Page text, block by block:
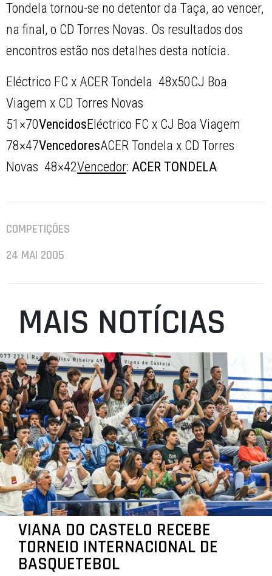
Tondela tornou-se no detentor da Taça, ao vencer,
na final, o CD Torres Novas. Os resultados dos
encontros estão nos detalhes desta notícia.
Eléctrico FC x ACER Tondela  48x50CJ Boa
Viagem x CD Torres Novas 
51×70VencidosEléctrico FC x CJ Boa Viagem 
78×47VencedoresACER Tondela x CD Torres
Novas  48×42Vencedor: ACER TONDELA
COMPETIÇÕES
24 MAI 2005
MAIS NOTÍCIAS
VIANA DO CASTELO RECEBE
TORNEIO INTERNACIONAL DE
BASQUETEBOL